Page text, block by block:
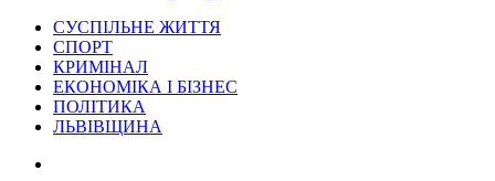
СУСПІЛЬНЕ ЖИТТЯ
СПОРТ
КРИМІНАЛ
ЕКОНОМІКА І БІЗНЕС
ПОЛІТИКА
ЛЬВІВЩИНА